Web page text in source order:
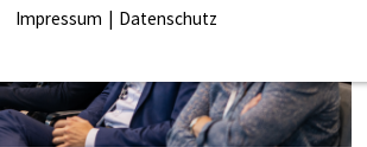
Cookies ermöglichen die
notwendigen Funktionen für den
Seite.
Impressum | Datenschutz